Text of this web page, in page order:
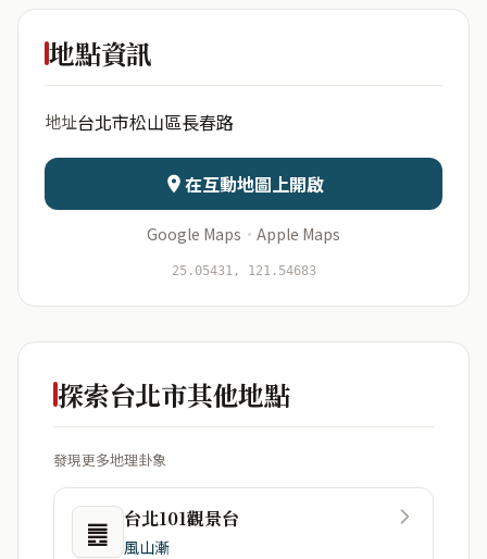
敦北綠洲
日期 出生時辰
資料僅用於即時分析，不會儲存於伺服器
地點資訊
地址台北市松山區長春路
在互動地圖上開啟
Google Maps · Apple Maps
25.05431, 121.54683
探索台北市其他地點
發現更多地理卦象
䷌ 台北101觀景台
風山漸